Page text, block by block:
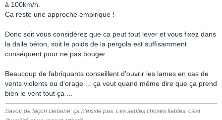
à 100km/h.
Ca reste une approche empirique !
Donc soit vous considérez que ca peut tout lever et vous fixez dans
la dalle béton, soit le poids de la pergola est suffisamment
conséquent pour ne pas bouger.
Beaucoup de fabriquants conseillent d'ouvrir les lames en cas de
vents violents ou d'orage ... ça veut quand même dire que ça prend
bien le vent tout ça ...
Savoir de façon certaine, ça n'existe pas. Les seules choses fiables, c'est